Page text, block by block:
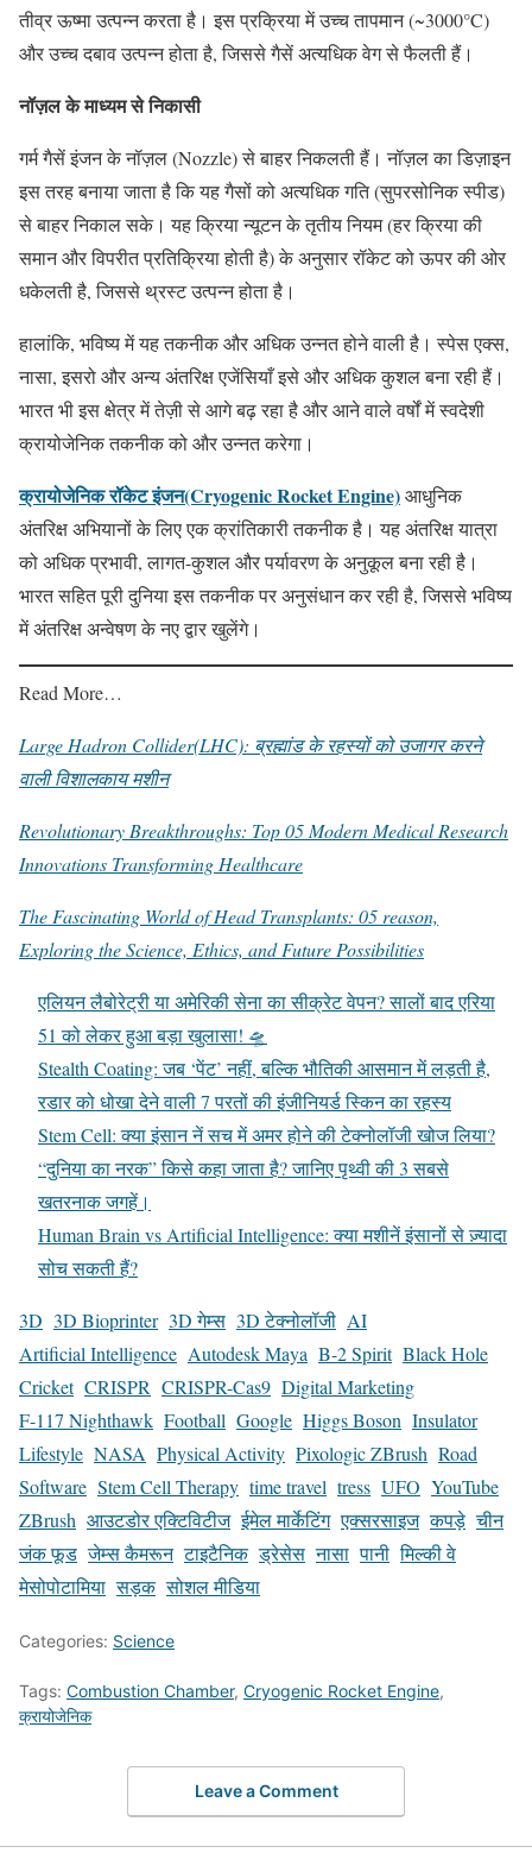
तीव्र ऊष्मा उत्पन्न करता है। इस प्रक्रिया में उच्च तापमान (~3000°C)
और उच्च दबाव उत्पन्न होता है, जिससे गैसें अत्यधिक वेग से फैलती हैं।
नॉज़ल के माध्यम से निकासी
गर्म गैसें इंजन के नॉज़ल (Nozzle) से बाहर निकलती हैं। नॉज़ल का डिज़ाइन
इस तरह बनाया जाता है कि यह गैसों को अत्यधिक गति (सुपरसोनिक स्पीड)
से बाहर निकाल सके। यह क्रिया न्यूटन के तृतीय नियम (हर क्रिया की
समान और विपरीत प्रतिक्रिया होती है) के अनुसार रॉकेट को ऊपर की ओर
धकेलती है, जिससे थ्रस्ट उत्पन्न होता है।
हालांकि, भविष्य में यह तकनीक और अधिक उन्नत होने वाली है। स्पेस एक्स,
नासा, इसरो और अन्य अंतरिक्ष एजेंसियाँ इसे और अधिक कुशल बना रही हैं।
भारत भी इस क्षेत्र में तेज़ी से आगे बढ़ रहा है और आने वाले वर्षों में स्वदेशी
क्रायोजेनिक तकनीक को और उन्नत करेगा।
क्रायोजेनिक रॉकेट इंजन(Cryogenic Rocket Engine)आधुनिक
अंतरिक्ष अभियानों के लिए एक क्रांतिकारी तकनीक है। यह अंतरिक्ष यात्रा
को अधिक प्रभावी, लागत-कुशल और पर्यावरण के अनुकूल बना रही है।
भारत सहित पूरी दुनिया इस तकनीक पर अनुसंधान कर रही है, जिससे भविष्य
में अंतरिक्ष अन्वेषण के नए द्वार खुलेंगे।
Read More…
Large Hadron Collider(LHC): ब्रह्मांड के रहस्यों को उजागर करने
वाली विशालकाय मशीन
Revolutionary Breakthroughs: Top 05 Modern Medical Research
Innovations Transforming Healthcare
The Fascinating World of Head Transplants: 05 reason,
Exploring the Science, Ethics, and Future Possibilities
एलियन लैबोरेट्री या अमेरिकी सेना का सीक्रेट वेपन? सालों बाद एरिया
51 को लेकर हुआ बड़ा खुलासा! 🛸
Stealth Coating: जब ‘पेंट’ नहीं, बल्कि भौतिकी आसमान में लड़ती है,
रडार को धोखा देने वाली 7 परतों की इंजीनियर्ड स्किन का रहस्य
Stem Cell: क्या इंसान नें सच में अमर होने की टेक्नोलॉजी खोज लिया?
“दुनिया का नरक” किसे कहा जाता है? जानिए पृथ्वी की 3 सबसे
खतरनाक जगहें।
Human Brain vs Artificial Intelligence: क्या मशीनें इंसानों से ज़्यादा
सोच सकती हैं?
3D 3D Bioprinter 3D गेम्स 3D टेक्नोलॉजी AI
Artificial Intelligence Autodesk Maya B-2 Spirit Black Hole
Cricket CRISPR CRISPR-Cas9 Digital Marketing
F-117 Nighthawk Football Google Higgs Boson Insulator
Lifestyle NASA Physical Activity Pixologic ZBrush Road
Software Stem Cell Therapy time travel tress UFO YouTube
ZBrush आउटडोर एक्टिविटीज ईमेल मार्केटिंग एक्सरसाइज कपड़े चीन
जंक फूड जेम्स कैमरून टाइटैनिक ड्रेसेस नासा पानी मिल्की वे
मेसोपोटामिया सड़क सोशल मीडिया
Categories: Science
Tags: Combustion Chamber, Cryogenic Rocket Engine,
क्रायोजेनिक
Leave a Comment